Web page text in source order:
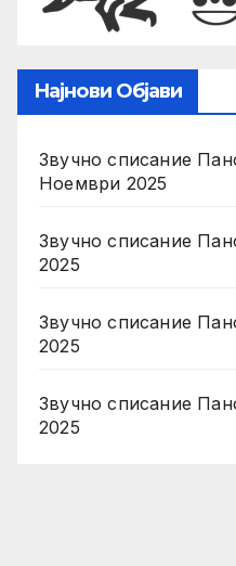
Најнови Објави
Звучно списание
Ноември 2025
Звучно списание
2025
Звучно списание
2025
Звучно списание
2025